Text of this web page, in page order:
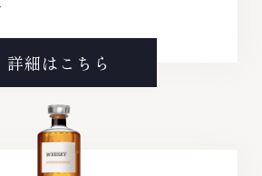
詳細はこちら